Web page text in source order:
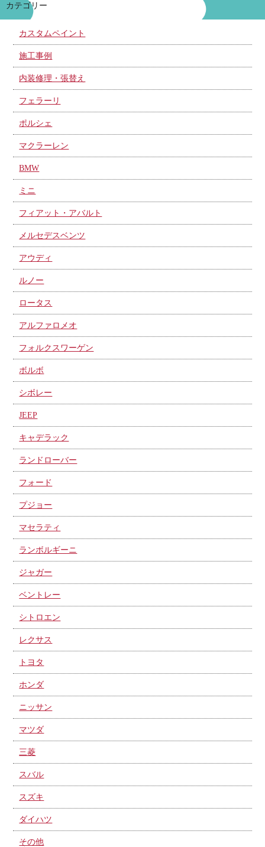
カテゴリー
カスタムペイント
施工事例
内装修理・張替え
フェラーリ
ポルシェ
マクラーレン
BMW
ミニ
フィアット・アバルト
メルセデスベンツ
アウディ
ルノー
ロータス
アルファロメオ
フォルクスワーゲン
ボルボ
シボレー
JEEP
キャデラック
ランドローバー
フォード
プジョー
マセラティ
ランボルギーニ
ジャガー
ベントレー
シトロエン
レクサス
トヨタ
ホンダ
ニッサン
マツダ
三菱
スバル
スズキ
ダイハツ
その他